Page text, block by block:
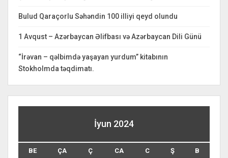
Bulud Qaraçorlu Səhəndin 100 illiyi qeyd olundu
1 Avqust – Azərbaycan Əlifbası və Azərbaycan Dili Günü
“İrəvan – qəlbimdə yaşayan yurdum” kitabının
Stokholmda təqdimatı.
İyun 2024
BE ÇA Ç CA C Ş B